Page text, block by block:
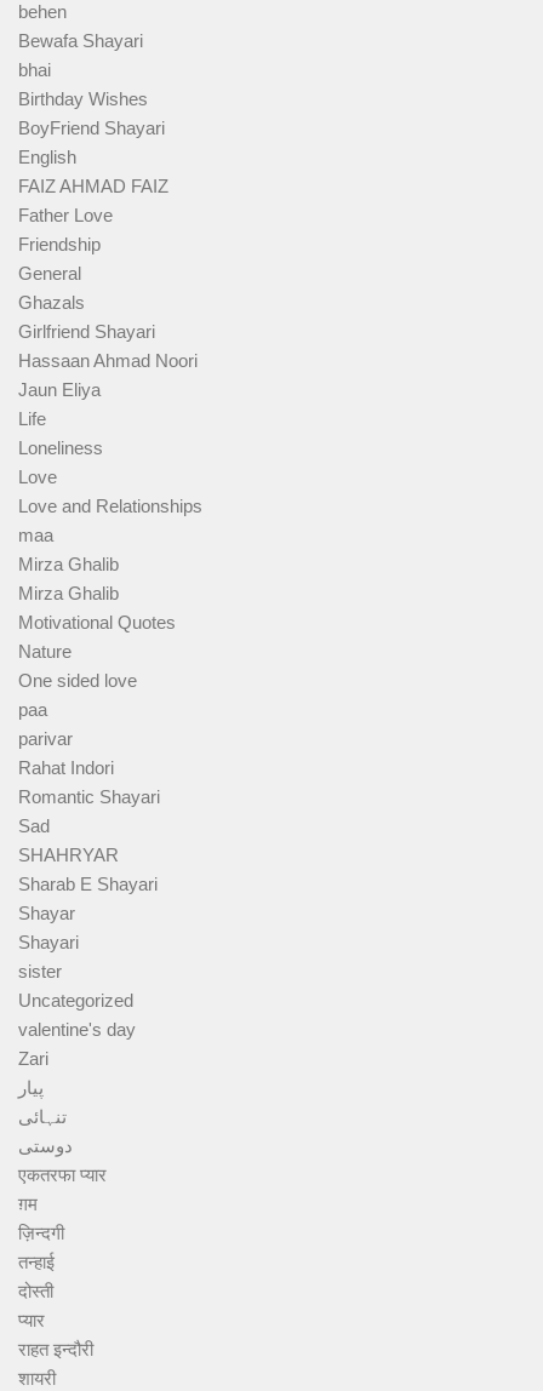
behen
Bewafa Shayari
bhai
Birthday Wishes
BoyFriend Shayari
English
FAIZ AHMAD FAIZ
Father Love
Friendship
General
Ghazals
Girlfriend Shayari
Hassaan Ahmad Noori
Jaun Eliya
Life
Loneliness
Love
Love and Relationships
maa
Mirza Ghalib
Mirza Ghalib
Motivational Quotes
Nature
One sided love
paa
parivar
Rahat Indori
Romantic Shayari
Sad
SHAHRYAR
Sharab E Shayari
Shayar
Shayari
sister
Uncategorized
valentine's day
Zari
پیار
تنہائی
دوستی
एकतरफा प्यार
ग़म
ज़िन्दगी
तन्हाई
दोस्ती
प्यार
राहत इन्दौरी
शायरी